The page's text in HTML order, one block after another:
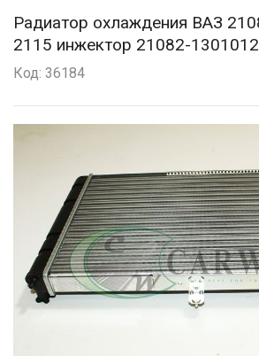
Радиатор охлаждения ВАЗ
2115 инжектор 21082-
Код: 36184